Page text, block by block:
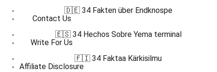
Contact Us
Write For Us
Affiliate Disclosure
🇩🇪 34 Fakten über Endknospe
🇪🇸 34 Hechos Sobre Yema terminal
🇫🇮 34 Faktaa Kärkisilmu